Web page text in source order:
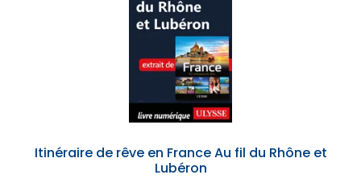
Itinéraire de rêve en France Au fil du Rhône et
Lubéron